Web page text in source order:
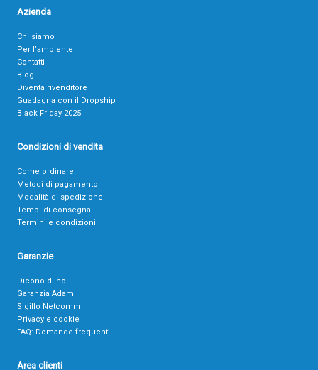
Azienda
Chi siamo
Per l’ambiente
Contatti
Blog
Diventa rivenditore
Guadagna con il Dropship
Black Friday 2025
Condizioni di vendita
Come ordinare
Metodi di pagamento
Modalità di spedizione
Tempi di consegna
Termini e condizioni
Garanzie
Dicono di noi
Garanzia Adam
Sigillo Netcomm
Privacy e cookie
FAQ: Domande frequenti
Area clienti